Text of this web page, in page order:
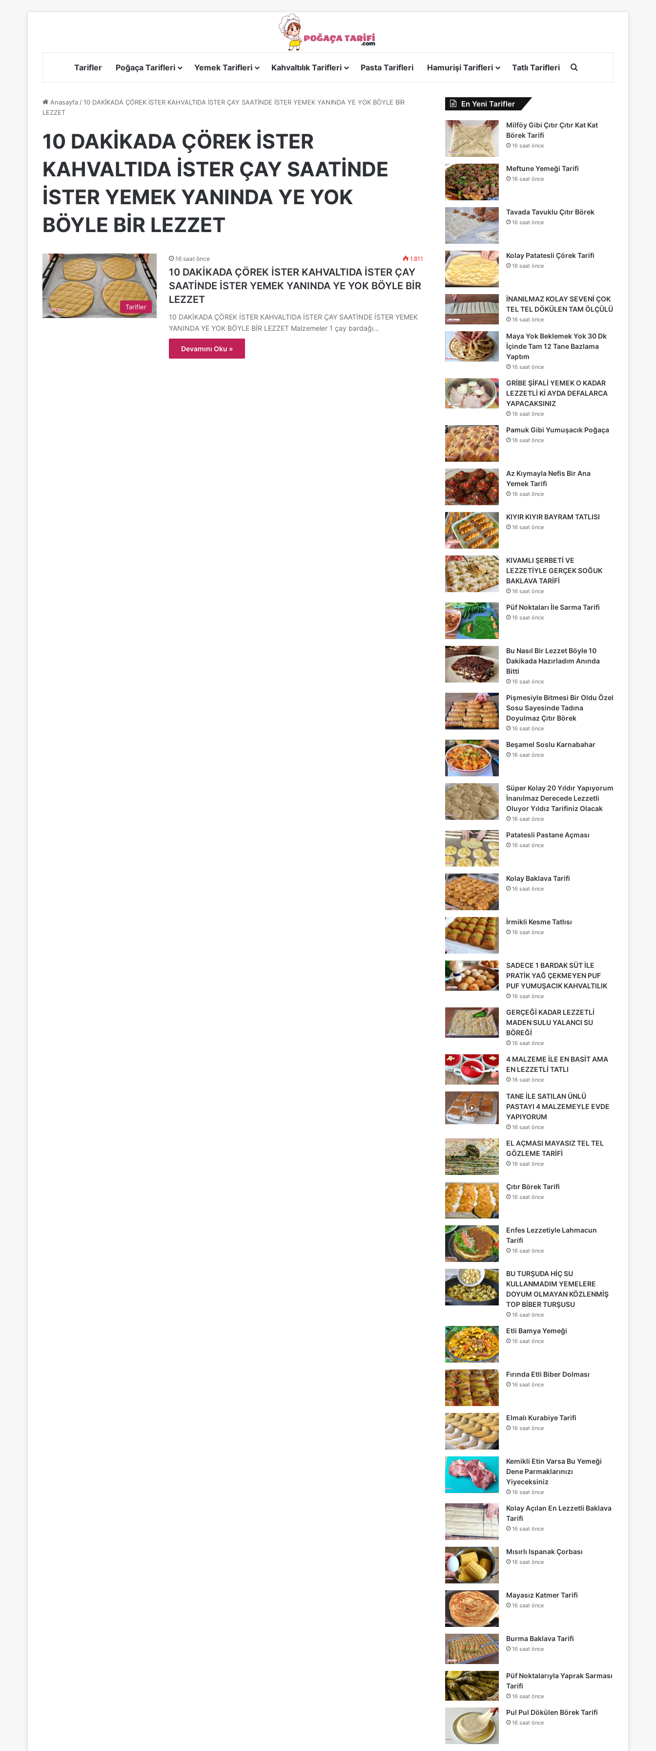
Tarifler Poğaça Tarifleri Yemek Tarifleri Kahvaltılık Tarifleri Pasta Tarifleri Hamurişi Tarifleri Tatlı Tarifleri
Anasayfa /10 DAKİKADA ÇÖREK İSTER KAHVALTIDA İSTER ÇAY SAATİNDE İSTER YEMEK YANINDA YE YOK BÖYLE BİR
LEZZET
10 DAKİKADA ÇÖREK İSTER
KAHVALTIDA İSTER ÇAY SAATİNDE
İSTER YEMEK YANINDA YE YOK
BÖYLE BİR LEZZET
Tarifler
16 saat önce 1.811
10 DAKİKADA ÇÖREK İSTER KAHVALTIDA İSTER ÇAY
SAATİNDE İSTER YEMEK YANINDA YE YOK BÖYLE BİR
LEZZET
10 DAKİKADA ÇÖREK İSTER KAHVALTIDA İSTER ÇAY SAATİNDE İSTER YEMEK
YANINDA YE YOK BÖYLE BİR LEZZET Malzemeler 1 çay bardağı…
Devamını Oku »
En Yeni Tarifler
Milföy Gibi Çıtır Çıtır Kat Kat
Börek Tarifi
16 saat önce
Meftune Yemeği Tarifi
16 saat önce
Tavada Tavuklu Çıtır Börek
16 saat önce
Kolay Patatesli Çörek Tarifi
16 saat önce
İNANILMAZ KOLAY SEVENİ ÇOK
TEL TEL DÖKÜLEN TAM ÖLÇÜLÜ
16 saat önce
Maya Yok Beklemek Yok 30 Dk
İçinde Tam 12 Tane Bazlama
Yaptım
16 saat önce
GRİBE ŞİFALİ YEMEK O KADAR
LEZZETLİ Kİ AYDA DEFALARCA
YAPACAKSINIZ
16 saat önce
Pamuk Gibi Yumuşacık Poğaça
16 saat önce
Az Kıymayla Nefis Bir Ana
Yemek Tarifi
16 saat önce
KIYIR KIYIR BAYRAM TATLISI
16 saat önce
KIVAMLI ŞERBETİ VE
LEZZETİYLE GERÇEK SOĞUK
BAKLAVA TARİFİ
16 saat önce
Püf Noktaları İle Sarma Tarifi
16 saat önce
Bu Nasıl Bir Lezzet Böyle 10
Dakikada Hazırladım Anında
Bitti
16 saat önce
Pişmesiyle Bitmesi Bir Oldu Özel
Sosu Sayesinde Tadına
Doyulmaz Çıtır Börek
16 saat önce
Beşamel Soslu Karnabahar
16 saat önce
Süper Kolay 20 Yıldır Yapıyorum
İnanılmaz Derecede Lezzetli
Oluyor Yıldız Tarifiniz Olacak
16 saat önce
Patatesli Pastane Açması
16 saat önce
Kolay Baklava Tarifi
16 saat önce
İrmikli Kesme Tatlısı
16 saat önce
SADECE 1 BARDAK SÜT İLE
PRATİK YAĞ ÇEKMEYEN PUF
PUF YUMUŞACIK KAHVALTILIK
16 saat önce
GERÇEĞİ KADAR LEZZETLİ
MADEN SULU YALANCI SU
BÖREĞİ
16 saat önce
4 MALZEME İLE EN BASİT AMA
EN LEZZETLİ TATLI
16 saat önce
TANE İLE SATILAN ÜNLÜ
PASTAYI 4 MALZEMEYLE EVDE
YAPIYORUM
16 saat önce
EL AÇMASI MAYASIZ TEL TEL
GÖZLEME TARİFİ
16 saat önce
Çıtır Börek Tarifi
16 saat önce
Enfes Lezzetiyle Lahmacun
Tarifi
16 saat önce
BU TURŞUDA HİÇ SU
KULLANMADIM YEMELERE
DOYUM OLMAYAN KÖZLENMİŞ
TOP BİBER TURŞUSU
16 saat önce
Etli Bamya Yemeği
16 saat önce
Fırında Etli Biber Dolması
16 saat önce
Elmalı Kurabiye Tarifi
16 saat önce
Kemikli Etin Varsa Bu Yemeği
Dene Parmaklarınızı
Yiyeceksiniz
16 saat önce
Kolay Açılan En Lezzetli Baklava
Tarifi
16 saat önce
Mısırlı Ispanak Çorbası
16 saat önce
Mayasız Katmer Tarifi
16 saat önce
Burma Baklava Tarifi
16 saat önce
Püf Noktalarıyla Yaprak Sarması
Tarifi
16 saat önce
Pul Pul Dökülen Börek Tarifi
16 saat önce